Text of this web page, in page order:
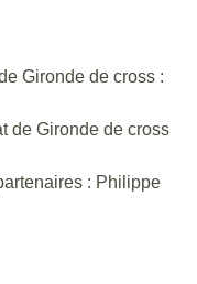
Gironde de cross :
de Gironde de cross
: Philippe